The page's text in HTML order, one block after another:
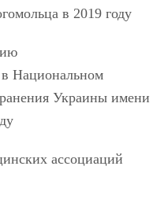
в 2019 году
в Национальном
Украины имени
ассоциаций